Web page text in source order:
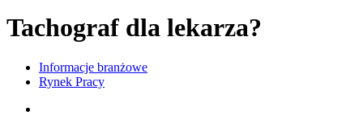
Tachograf dla lekarza?
Informacje branżowe
Rynek Pracy